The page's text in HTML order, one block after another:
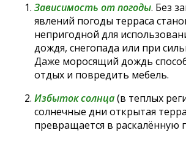
Зависимость от погоды. Без
явлений погоды терраса
непригодной для
дождя, снегопада или при
Даже моросящий дождь
отдых и повредить мебель.
Избыток солнца(в теплых
солнечные дни открытая
превращается в раскалённую